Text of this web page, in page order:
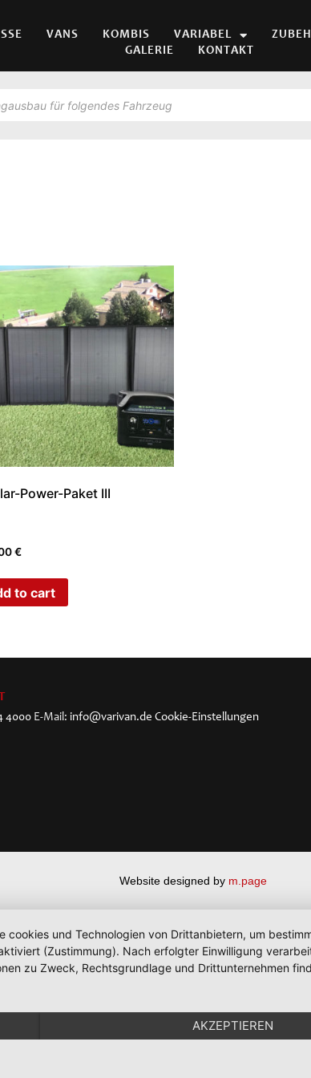
VANS KOMBIS VARIABEL
GALERIE
KONTAKT
Power-Paket III
€
to cart
4000 E-Mail:info@varivan.de Cookie-Einstellungen
Website designed by m.page
und Technologien von Drittanbietern, um
(Zustimmung). Nach erfolgter Einwilligung
zu Zweck, Rechtsgrundlage und Drittunternehmen
AKZEPTIEREN